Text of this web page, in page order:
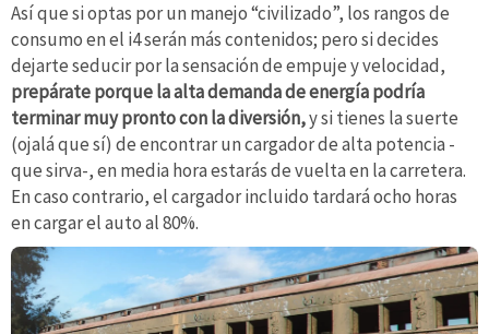
Así que si optas por un manejo “civilizado”, los rangos de
consumo en el i4 serán más contenidos; pero si decides
dejarte seducir por la sensación de empuje y velocidad,
prepárate porque la alta demanda de energía podría
terminar muy pronto con la diversión,y si tienes la suerte
(ojalá que sí) de encontrar un cargador de alta potencia -
que sirva-, en media hora estarás de vuelta en la carretera.
En caso contrario, el cargador incluido tardará ocho horas
en cargar el auto al 80%.